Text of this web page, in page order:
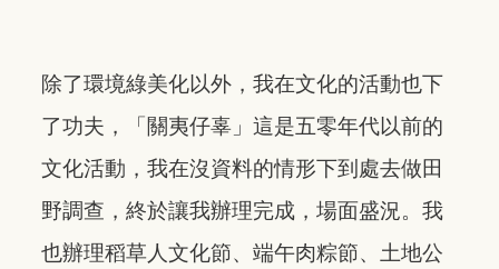
除了環境綠美化以外，我在文化的活動也下
了功夫，「關夷仔辜」這是五零年代以前的
文化活動，我在沒資料的情形下到處去做田
野調查，終於讓我辦理完成，場面盛況。我
也辦理稻草人文化節、端午肉粽節、土地公